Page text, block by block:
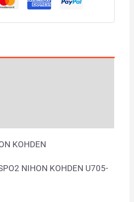
KOHDEN
NIHON KOHDEN U705-